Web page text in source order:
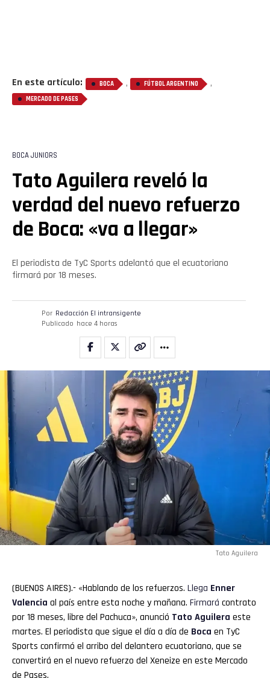
En este artículo: BOCA , FÚTBOL ARGENTINO ,
MERCADO DE PASES
BOCA JUNIORS
Tato Aguilera reveló la
verdad del nuevo refuerzo
de Boca: «va a llegar»
El periodista de TyC Sports adelantó que el ecuatoriano
firmará por 18 meses.
Por Redacción El intransigente
Publicado hace 4 horas
Tato Aguilera
(BUENOS AIRES).- «Hablando de los refuerzos. Llega Enner
Valencia al país entre esta noche y mañana. Firmará contrato
por 18 meses, libre del Pachuca», anunció Tato Aguilera este
martes. El periodista que sigue el día a día de Boca en TyC
Sports confirmó el arribo del delantero ecuatoriano, que se
convertirá en el nuevo refuerzo del Xeneize en este Mercado
de Pases.